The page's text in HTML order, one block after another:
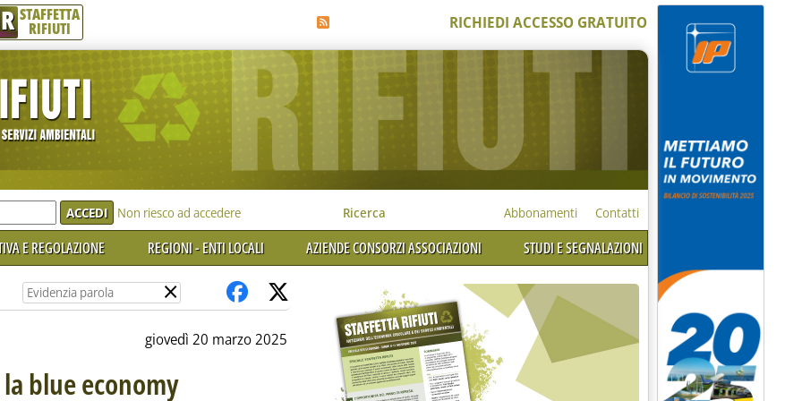
R STAFFETTA
RIFIUTI RICHIEDI ACCESSO GRATUITO
Non riesco ad accedere Ricerca Abbonamenti Contatti
E REGOLAZIONE REGIONI - ENTI LOCALI AZIENDE CONSORZI ASSOCIAZIONI STUDI E SEGNALAZIONI
×
giovedì 20 marzo 2025
blue economy